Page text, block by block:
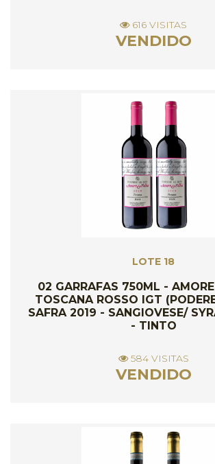
616 VISITAS
VENDIDO
LOTE 18
02 GARRAFAS 750ML -
TOSCANA ROSSO IGT
SAFRA 2019 - SANGIOVESE/
- TINTO
584 VISITAS
VENDIDO